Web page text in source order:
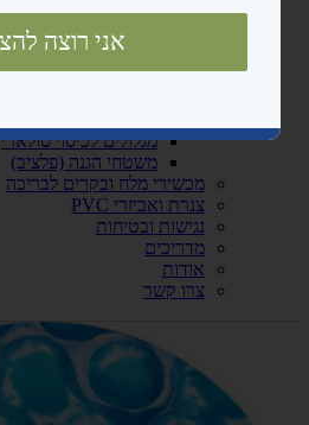
מסנני חול
פילטרים קרטריג'
כיסויים ומשטחי הגנה
מגלולים לכיסוי סולארי
משטחי הגנה (פלציב)
מכשירי מלח ובקרים לבריכה
צנרת ואביזרי PVC
נגישות ובטיחות
מדריכים
אודות
צרו קשר